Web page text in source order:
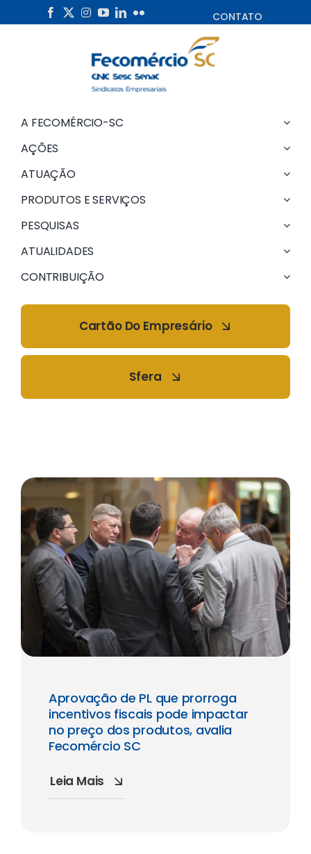
to
CONTATO
A FECOMÉRCIO-SC
AÇÕES
ATUAÇÃO
PRODUTOS E SERVIÇOS
PESQUISAS
ATUALIDADES
CONTRIBUIÇÃO
Cartão Do Empresário
Sfera
Aprovação de PL que prorroga
incentivos fiscais pode impactar
no preço dos produtos, avalia
Fecomércio SC
Leia Mais